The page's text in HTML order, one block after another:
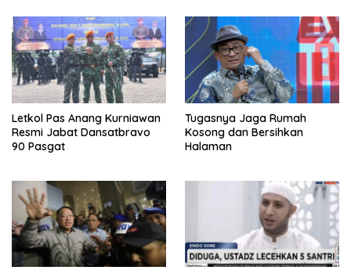
Letkol Pas Anang Kurniawan
Resmi Jabat Dansatbravo
90 Pasgat
Tugasnya Jaga Rumah
Kosong dan Bersihkan
Halaman